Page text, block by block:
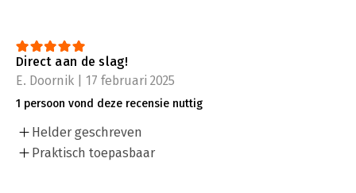
Direct aan de slag!
E. Doornik | 17 februari 2025
1 persoon vond deze recensie nuttig
Helder geschreven
Praktisch toepasbaar